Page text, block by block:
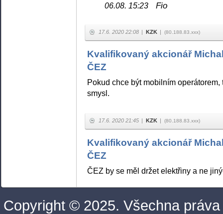
06.08. 15:23 Fio
17.6. 2020 22:08 | KZK | (80.188.83.xxx)
Kvalifikovaný akcionář
ČEZ
Pokud chce být mobilním
smysl.
17.6. 2020 21:45 | KZK | (80.188.83.xxx)
Kvalifikovaný akcionář
ČEZ
ČEZ by se měl držet elektřiny a ne
Copyright © 2025. Všechna práva